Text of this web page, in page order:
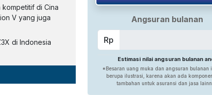
di Cina
V yang juga
di Indonesia